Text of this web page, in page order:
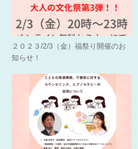
２０２３/2/3（金）福祭り開催のお
知らせ！